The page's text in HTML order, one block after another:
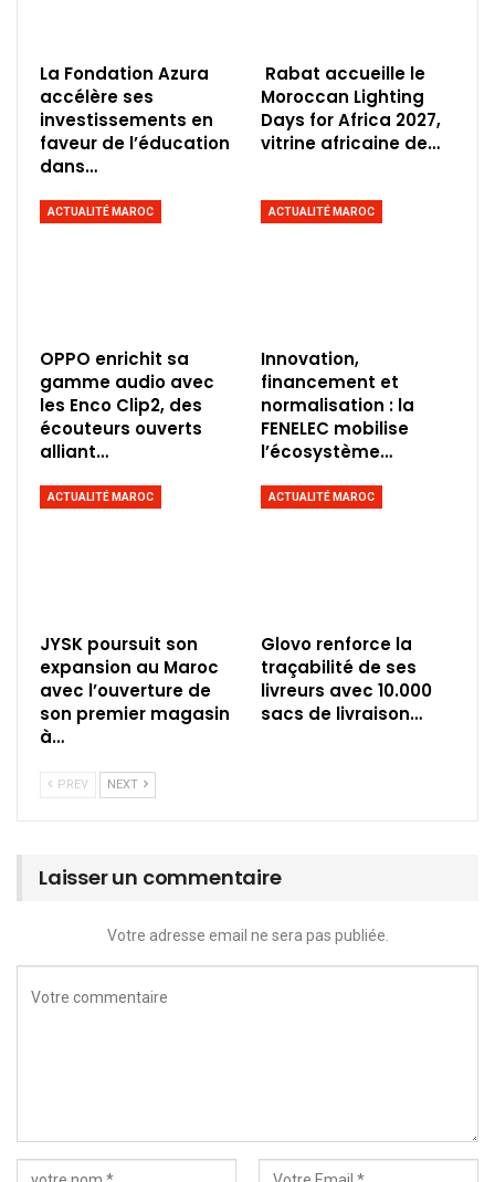
La Fondation Azura
accélère ses
investissements en
faveur de l’éducation
dans…
Rabat accueille le
Moroccan Lighting
Days for Africa 2027,
vitrine africaine de…
ACTUALITÉ MAROC
OPPO enrichit sa
gamme audio avec
les Enco Clip2, des
écouteurs ouverts
alliant…
ACTUALITÉ MAROC
Innovation,
financement et
normalisation : la
FENELEC mobilise
l’écosystème…
ACTUALITÉ MAROC
JYSK poursuit son
expansion au Maroc
avec l’ouverture de
son premier magasin
à…
ACTUALITÉ MAROC
Glovo renforce la
traçabilité de ses
livreurs avec 10.000
sacs de livraison…
PREV NEXT
Laisser un commentaire
Votre adresse email ne sera pas publiée.